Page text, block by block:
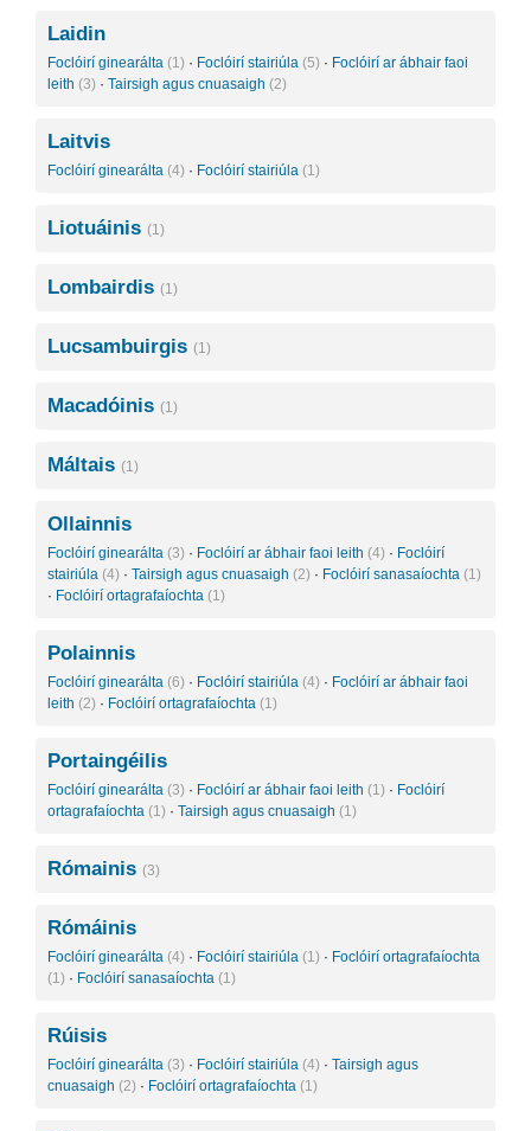
Laidin
Foclóirí ginearálta (1) · Foclóirí stairiúla (5) · Foclóirí ar ábhair faoi
leith (3) · Tairsigh agus cnuasaigh (2)
Laitvis
Foclóirí ginearálta (4) · Foclóirí stairiúla (1)
Liotuáinis (1)
Lombairdis (1)
Lucsambuirgis (1)
Macadóinis (1)
Máltais (1)
Ollainnis
Foclóirí ginearálta (3) · Foclóirí ar ábhair faoi leith (4) · Foclóirí
stairiúla (4) · Tairsigh agus cnuasaigh (2) · Foclóirí sanasaíochta (1)
· Foclóirí ortagrafaíochta (1)
Polainnis
Foclóirí ginearálta (6) · Foclóirí stairiúla (4) · Foclóirí ar ábhair faoi
leith (2) · Foclóirí ortagrafaíochta (1)
Portaingéilis
Foclóirí ginearálta (3) · Foclóirí ar ábhair faoi leith (1) · Foclóirí
ortagrafaíochta (1) · Tairsigh agus cnuasaigh (1)
Rómainis (3)
Rómáinis
Foclóirí ginearálta (4) · Foclóirí stairiúla (1) · Foclóirí ortagrafaíochta
(1) · Foclóirí sanasaíochta (1)
Rúisis
Foclóirí ginearálta (3) · Foclóirí stairiúla (4) · Tairsigh agus
cnuasaigh (2) · Foclóirí ortagrafaíochta (1)